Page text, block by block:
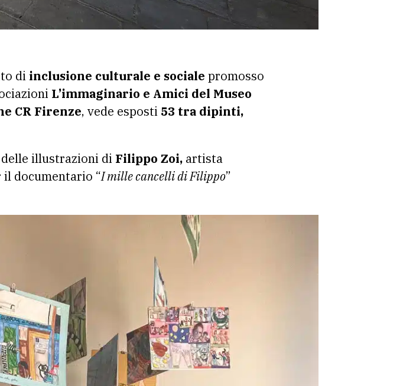
di inclusione culturale e sociale promosso
L’immaginario e Amici del Museo
CR Firenze, vede esposti 53 tra dipinti,
delle illustrazioni di Filippo Zoi, artista
documentario “I mille cancelli di Filippo”